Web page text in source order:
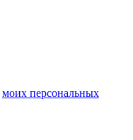
моих персональных